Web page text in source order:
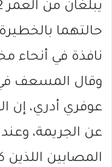
حالتهما
نافذة في أنحاء
وقال المسعف
عوفري أدري، إن
عن الجريمة،
المصابين